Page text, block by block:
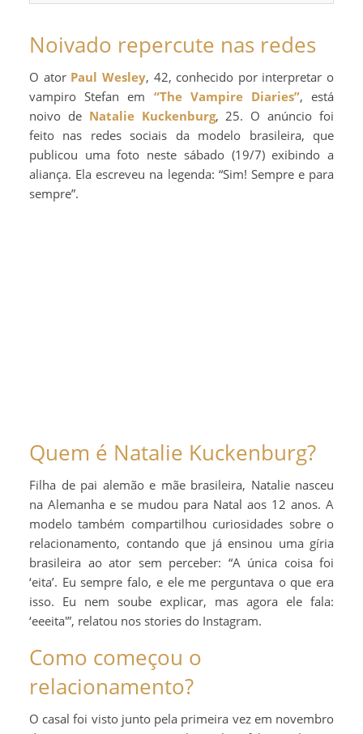
Noivado repercute nas redes
O ator Paul Wesley, 42, conhecido por interpretar o
vampiro Stefan em “The Vampire Diaries”, está
noivo de Natalie Kuckenburg, 25. O anúncio foi
feito nas redes sociais da modelo brasileira, que
publicou uma foto neste sábado (19/7) exibindo a
aliança. Ela escreveu na legenda: “Sim! Sempre e para
sempre”.
Quem é Natalie Kuckenburg?
Filha de pai alemão e mãe brasileira, Natalie nasceu
na Alemanha e se mudou para Natal aos 12 anos. A
modelo também compartilhou curiosidades sobre o
relacionamento, contando que já ensinou uma gíria
brasileira ao ator sem perceber: “A única coisa foi
‘eita’. Eu sempre falo, e ele me perguntava o que era
isso. Eu nem soube explicar, mas agora ele fala:
‘eeeita'”, relatou nos stories do Instagram.
Como começou o
relacionamento?
O casal foi visto junto pela primeira vez em novembro